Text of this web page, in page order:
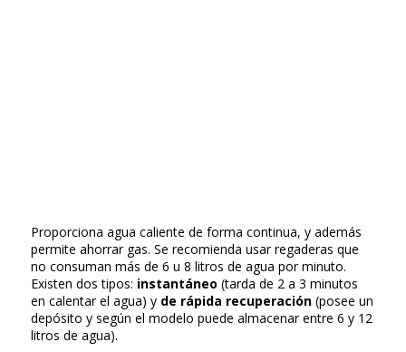
Proporciona agua caliente de forma continua, y además
permite ahorrar gas. Se recomienda usar regaderas que
no consuman más de 6 u 8 litros de agua por minuto.
Existen dos tipos: instantáneo (tarda de 2 a 3 minutos
en calentar el agua) y de rápida recuperación (posee un
depósito y según el modelo puede almacenar entre 6 y 12
litros de agua).